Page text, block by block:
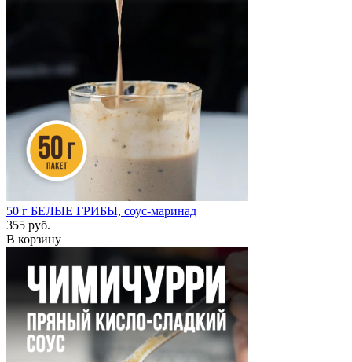
50 г БЕЛЫЕ ГРИБЫ, соус-маринад
355 руб.
В корзину